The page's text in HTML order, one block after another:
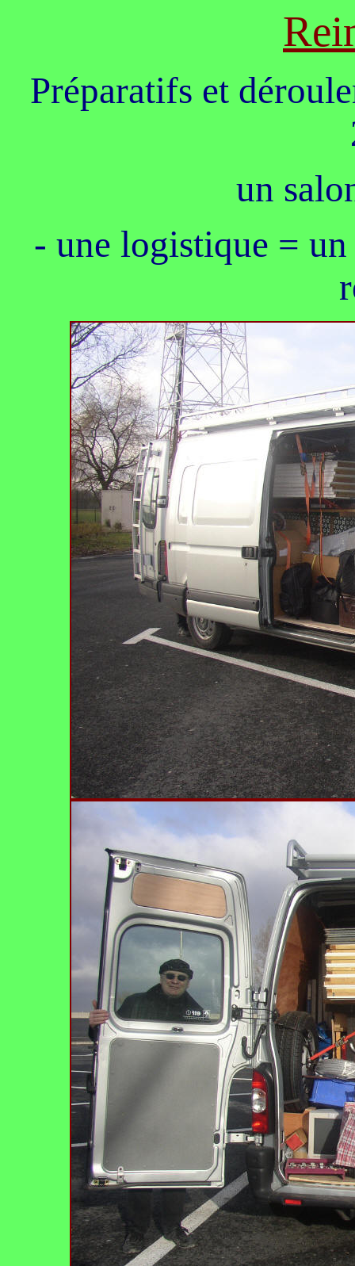
Préparatifs et
un
- une logistique =